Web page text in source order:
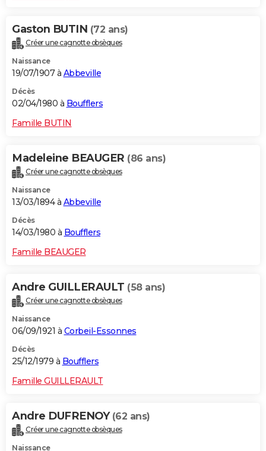
Gaston BUTIN (72 ans)
Créer une cagnotte obsèques
Naissance
19/07/1907 à Abbeville
Décès
02/04/1980 à Boufflers
Famille BUTIN
Madeleine BEAUGER (86 ans)
Créer une cagnotte obsèques
Naissance
13/03/1894 à Abbeville
Décès
14/03/1980 à Boufflers
Famille BEAUGER
Andre GUILLERAULT (58 ans)
Créer une cagnotte obsèques
Naissance
06/09/1921 à Corbeil-Essonnes
Décès
25/12/1979 à Boufflers
Famille GUILLERAULT
Andre DUFRENOY (62 ans)
Créer une cagnotte obsèques
Naissance